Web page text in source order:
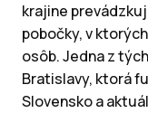
krajine
pobočky, v
osôb. Jedna z
Bratislavy, ktorá
Slovensko a